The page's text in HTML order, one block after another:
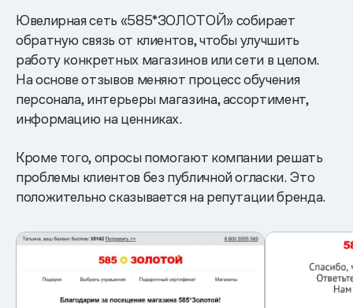
Ювелирная сеть «585*ЗОЛОТОЙ» собирает
обратную связь от клиентов, чтобы улучшить
работу конкретных магазинов или сети в целом.
На основе отзывов меняют процесс обучения
персонала, интерьеры магазина, ассортимент,
информацию на ценниках.
Кроме того, опросы помогают компании решать
проблемы клиентов без публичной огласки. Это
положительно сказывается на репутации бренда.